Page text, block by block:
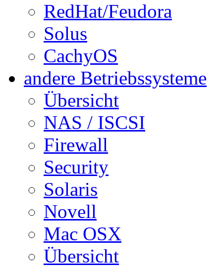
RedHat/Feudora
Solus
CachyOS
andere Betriebssysteme
Übersicht
NAS / ISCSI
Firewall
Security
Solaris
Novell
Mac OSX
Übersicht